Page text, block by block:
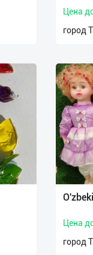
Цена
город
Цена
город